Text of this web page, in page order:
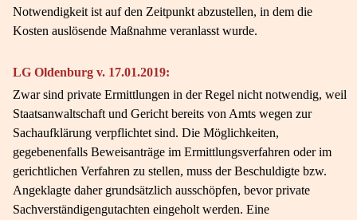
Notwendigkeit ist auf den Zeitpunkt abzustellen, in dem die
Kosten auslösende Maßnahme veranlasst wurde.
LG Oldenburg v. 17.01.2019:
Zwar sind private Ermittlungen in der Regel nicht notwendig, weil
Staatsanwaltschaft und Gericht bereits von Amts wegen zur
Sachaufklärung verpflichtet sind. Die Möglichkeiten,
gegebenenfalls Beweisanträge im Ermittlungsverfahren oder im
gerichtlichen Verfahren zu stellen, muss der Beschuldigte bzw.
Angeklagte daher grundsätzlich ausschöpfen, bevor private
Sachverständigengutachten eingeholt werden. Eine